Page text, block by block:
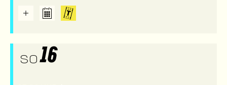
SO 16